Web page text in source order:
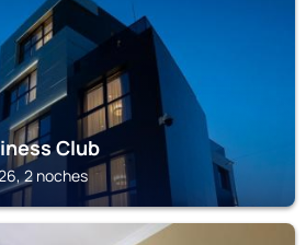
Club
2 noches